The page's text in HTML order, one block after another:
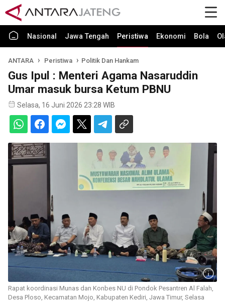
Nasional Jawa Tengah Peristiwa Ekonomi Bola
ANTARA Peristiwa Politik Dan Hankam
Gus Ipul : Menteri Agama Nasaruddin
Umar masuk bursa Ketum PBNU
Selasa, 16 Juni 2026 23:28 WIB
Rapat koordinasi Munas dan Konbes NU di Pondok Pesantren Al Falah,
Desa Ploso, Kecamatan Mojo, Kabupaten Kediri, Jawa Timur, Selasa